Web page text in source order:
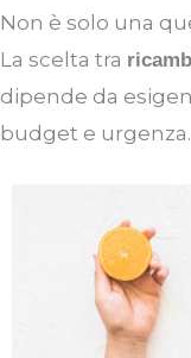
Non è solo una
La scelta tra
dipende da
budget e urgenza.